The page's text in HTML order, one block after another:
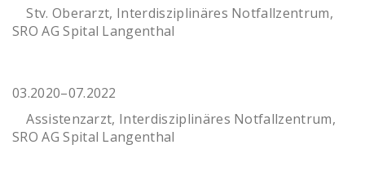
Stv. Oberarzt, Interdisziplinäres Notfallzentrum,
SRO AG Spital Langenthal
03.2020–07.2022
Assistenzarzt, Interdisziplinäres Notfallzentrum,
SRO AG Spital Langenthal